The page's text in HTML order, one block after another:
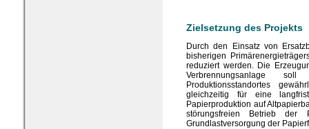
Zielsetzung des Projekts
Durch den Einsatz von
bisherigen
reduziert werden. Die
Verbrennungsanlage
Produktionsstandortes
gleichzeitig für eine
Papierproduktion auf
störungsfreien Betrieb der
Grundlastversorgung der